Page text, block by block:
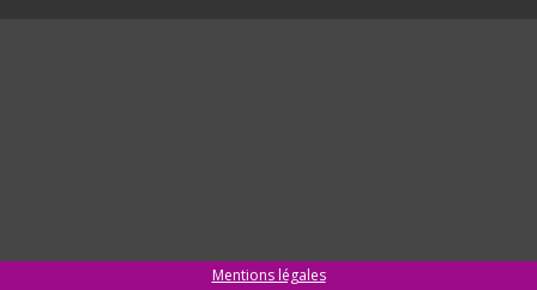
Mentions légales